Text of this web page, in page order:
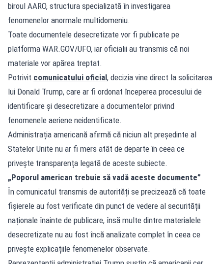
biroul AARO, structura specializată în investigarea
fenomenelor anormale multidomeniu.
Toate documentele desecretizate vor fi publicate pe
platforma WAR.GOV/UFO, iar oficialii au transmis că noi
materiale vor apărea treptat.
Potrivit comunicatului oficial, decizia vine direct la solicitarea
lui Donald Trump, care ar fi ordonat începerea procesului de
identificare și desecretizare a documentelor privind
fenomenele aeriene neidentificate.
Administrația americană afirmă că niciun alt președinte al
Statelor Unite nu ar fi mers atât de departe în ceea ce
privește transparența legată de aceste subiecte.
„Poporul american trebuie să vadă aceste documente”
În comunicatul transmis de autorități se precizează că toate
fișierele au fost verificate din punct de vedere al securității
naționale înainte de publicare, însă multe dintre materialele
desecretizate nu au fost încă analizate complet în ceea ce
privește explicațiile fenomenelor observate.